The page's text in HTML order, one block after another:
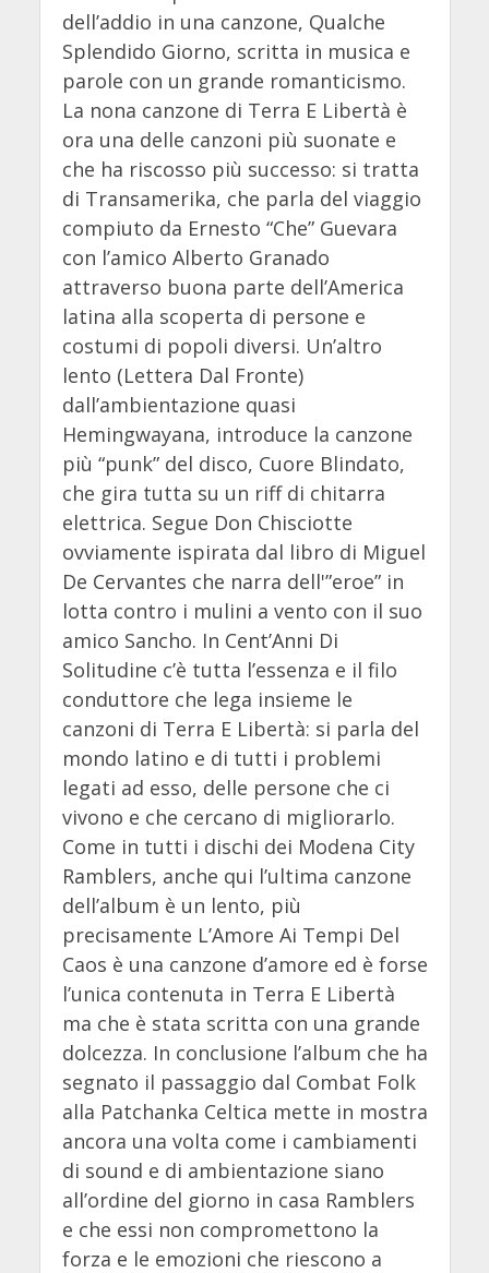
dell’addio in una canzone, Qualche
Splendido Giorno, scritta in musica e
parole con un grande romanticismo.
La nona canzone di Terra E Libertà è
ora una delle canzoni più suonate e
che ha riscosso più successo: si tratta
di Transamerika, che parla del viaggio
compiuto da Ernesto “Che” Guevara
con l’amico Alberto Granado
attraverso buona parte dell’America
latina alla scoperta di persone e
costumi di popoli diversi. Un’altro
lento (Lettera Dal Fronte)
dall’ambientazione quasi
Hemingwayana, introduce la canzone
più “punk” del disco, Cuore Blindato,
che gira tutta su un riff di chitarra
elettrica. Segue Don Chisciotte
ovviamente ispirata dal libro di Miguel
De Cervantes che narra dell'”eroe” in
lotta contro i mulini a vento con il suo
amico Sancho. In Cent’Anni Di
Solitudine c’è tutta l’essenza e il filo
conduttore che lega insieme le
canzoni di Terra E Libertà: si parla del
mondo latino e di tutti i problemi
legati ad esso, delle persone che ci
vivono e che cercano di migliorarlo.
Come in tutti i dischi dei Modena City
Ramblers, anche qui l’ultima canzone
dell’album è un lento, più
precisamente L’Amore Ai Tempi Del
Caos è una canzone d’amore ed è forse
l’unica contenuta in Terra E Libertà
ma che è stata scritta con una grande
dolcezza. In conclusione l’album che ha
segnato il passaggio dal Combat Folk
alla Patchanka Celtica mette in mostra
ancora una volta come i cambiamenti
di sound e di ambientazione siano
all’ordine del giorno in casa Ramblers
e che essi non compromettono la
forza e le emozioni che riescono a